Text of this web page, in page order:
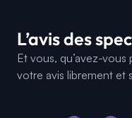
L’avis des
Et vous, qu’avez-
votre avis librement et